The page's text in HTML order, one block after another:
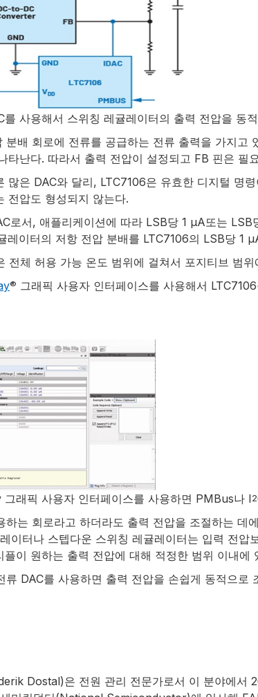
를 사용해서 스위칭 레귤레이터의 출력 전압을 동
분배 회로에 전류를 공급하는 전류 출력을 가지
타난다. 따라서 출력 전압이 설정되고 FB 핀은 필
많은 DAC와 달리, LTC7106은 유효한 디지털 명
전압도 형성되지 않는다.
로서, 애플리케이션에 따라 LSB당 1 µA또는
레이터의 저항 전압 분배를 LTC7106의 LSB당 1
전체 허용 가능 온도 범위에 걸쳐서 포지티브 범
® 그래픽 사용자 인터페이스를 사용해서
래픽 사용자 인터페이스를 사용하면 PMBus나 I2
하는 회로라고 하더라도 출력 전압을 조절하는
이터나 스텝다운 스위칭 레귤레이터는 입력 전
플이 원하는 출력 전압에 대해 적정한 범위 이내에
류 DAC를 사용하면 출력 전압을 손쉽게 동적으
Dostal)은 전원 관리 전문가로서 이 분야에서